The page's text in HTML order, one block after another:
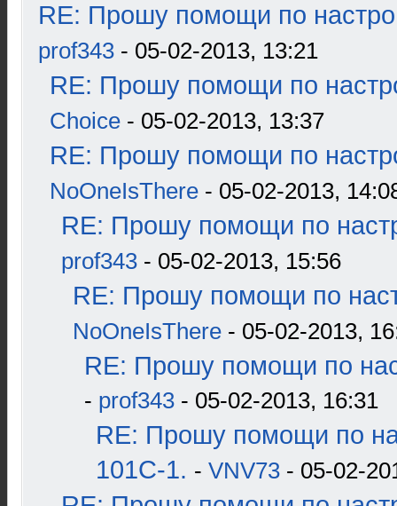
RE: Прошу помощи по
prof343 - 05-02-2013, 13:21
RE: Прошу помощи по
Choice - 05-02-2013, 13:37
RE: Прошу помощи по
NoOneIsThere - 05-02-2013,
RE: Прошу помощи по
prof343 - 05-02-2013, 15:56
RE: Прошу помощи по
NoOneIsThere - 05-02-2013,
RE: Прошу помощи по
- prof343 - 05-02-2013, 16:31
RE: Прошу помощи по
101С-1. - VNV73 - 05-02-